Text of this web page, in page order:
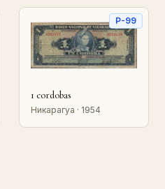
P-99
1 cordobas
Никарагуа · 1954